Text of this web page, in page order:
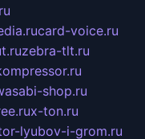
card-voice.ru
zebra-tlt.ru
shop.ru
x-ton.ru
lyubov-i-grom.ru